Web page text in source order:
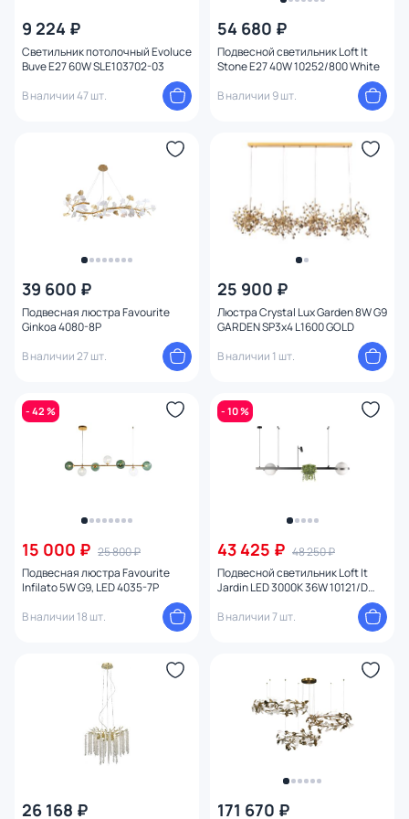
9 224 ₽
Светильник потолочный Evoluce
Buve E27 60W SLE103702-03
В наличии 47 шт.
54 680 ₽
Подвесной светильник Loft It
Stone E27 40W 10252/800 White
В наличии 9 шт.
39 600 ₽
Подвесная люстра Favourite
Ginkoa 4080-8P
В наличии 27 шт.
25 900 ₽
Люстра Crystal Lux Garden 8W G9
GARDEN SP3х4 L1600 GOLD
В наличии 1 шт.
- 42 %
15 000 ₽ 25 800 ₽
Подвесная люстра Favourite
Infilato 5W G9, LED 4035-7P
В наличии 18 шт.
- 10 %
43 425 ₽ 48 250 ₽
Подвесной светильник Loft It
Jardin LED 3000K 36W 10121/D
В наличии 7 шт.
26 168 ₽ 171 670 ₽